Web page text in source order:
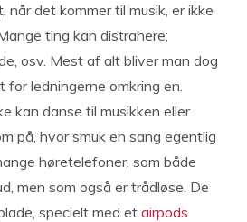
når det kommer til musik, er ikke
ting kan distrahere;
osv. Mest af alt bliver man dog
ledningerne omkring en.
kan danse til musikken eller
på, hvor smuk en sang egentlig
høretelefoner, som både
men som også er trådløse. De
specielt med et airpods